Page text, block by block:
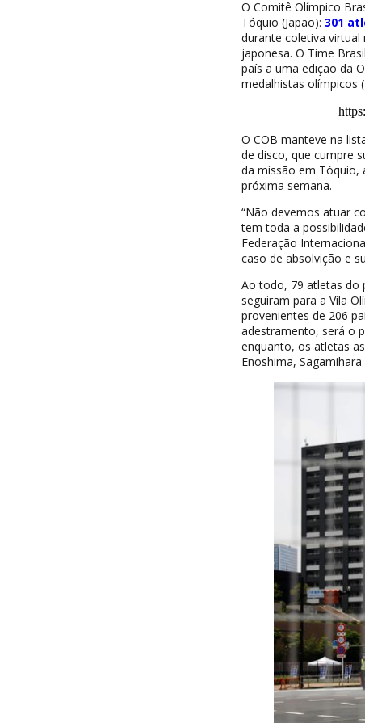
O Comitê Olímpico
Tóquio (Japão): 301
durante coletiva virtual
japonesa. O Time
país a uma edição da
medalhistas olímpicos (
O COB manteve na
de disco, que cumpre
da missão em Tóquio,
próxima semana.
“Não devemos atuar
tem toda a
Federação
caso de absolvição e
Ao todo, 79 atletas do
seguiram para a Vila
provenientes de 206
adestramento, será o
enquanto, os atletas
Enoshima,